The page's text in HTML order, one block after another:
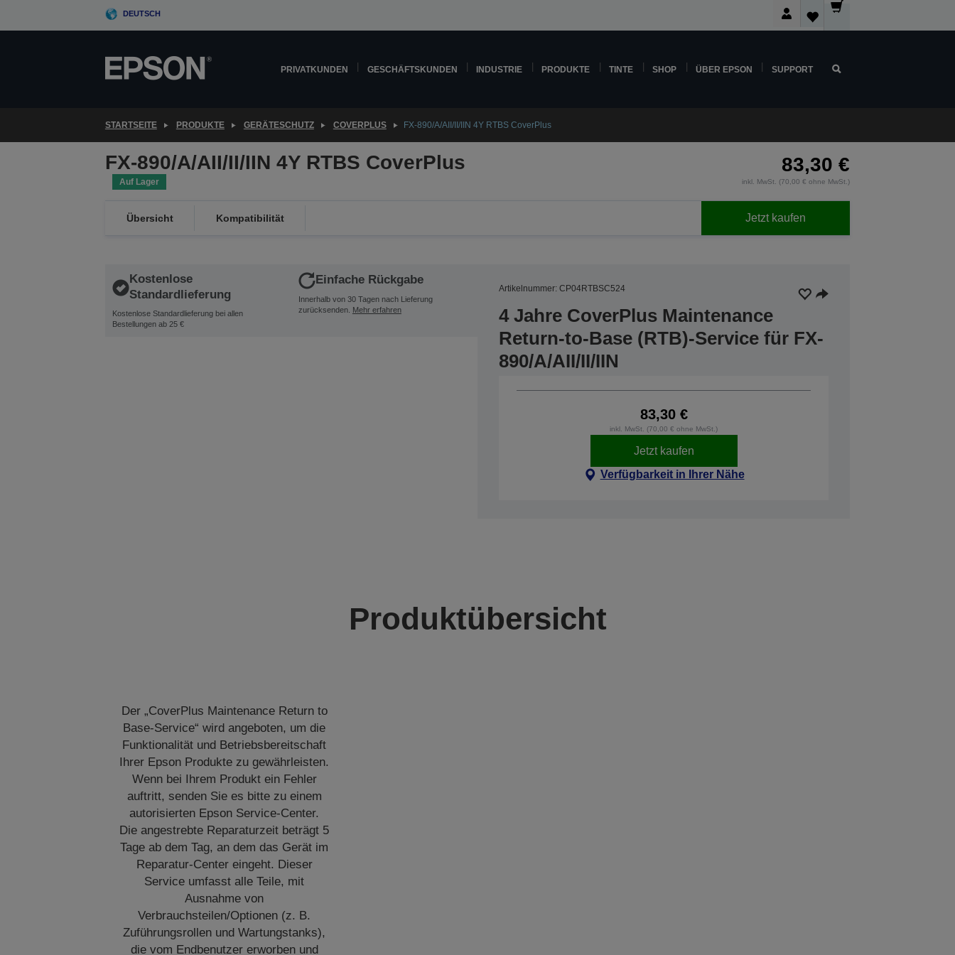
DEUTSCH
PRIVATKUNDEN GESCHÄFTSKUNDEN INDUSTRIE PRODUKTE TINTE SHOP ÜBER EPSON SUPPORT
STARTSEITE PRODUKTE GERÄTESCHUTZ COVERPLUS FX-890/A/AII/II/IIN 4Y RTBS CoverPlus
FX-890/A/AII/II/IIN 4Y RTBS CoverPlus
Auf Lager
83,30 €
inkl. MwSt. (70,00 € ohne MwSt.)
Übersicht Kompatibilität Jetzt kaufen
Kostenlose
Standardlieferung
Kostenlose Standardlieferung bei allen
Bestellungen ab 25 €
Einfache Rückgabe
Innerhalb von 30 Tagen nach Lieferung
zurücksenden. Mehr erfahren
Artikelnummer: CP04RTBSC524
4 Jahre CoverPlus Maintenance
Return-to-Base (RTB)-Service für FX-
890/A/AII/II/IIN
83,30 €
inkl. MwSt. (70,00 € ohne MwSt.)
Jetzt kaufen
Verfügbarkeit in Ihrer Nähe
Produktübersicht
Der „CoverPlus Maintenance Return to
Base-Service“ wird angeboten, um die
Funktionalität und Betriebsbereitschaft
Ihrer Epson Produkte zu gewährleisten.
Wenn bei Ihrem Produkt ein Fehler
auftritt, senden Sie es bitte zu einem
autorisierten Epson Service-Center.
Die angestrebte Reparaturzeit beträgt 5
Tage ab dem Tag, an dem das Gerät im
Reparatur-Center eingeht. Dieser
Service umfasst alle Teile, mit
Ausnahme von
Verbrauchsteilen/Optionen (z. B.
Zuführungsrollen und Wartungstanks),
die vom Endbenutzer erworben und